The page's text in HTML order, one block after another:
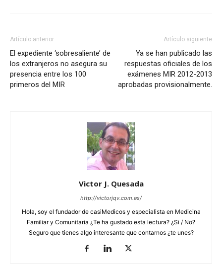
Artículo anterior
El expediente ‘sobresaliente’ de
los extranjeros no asegura su
presencia entre los 100
primeros del MIR
Artículo siguiente
Ya se han publicado las
respuestas oficiales de los
exámenes MIR 2012-2013
aprobadas provisionalmente.
Victor J. Quesada
http://victorjqv.com.es/
Hola, soy el fundador de casiMedicos y especialista en Medicina
Familiar y Comunitaria ¿Te ha gustado esta lectura? ¿Si / No?
Seguro que tienes algo interesante que contarnos ¿te unes?